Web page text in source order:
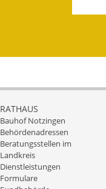
RATHAUS
Bauhof Notzingen
Behördenadressen
Beratungsstellen im
Landkreis
Dienstleistungen
Formulare